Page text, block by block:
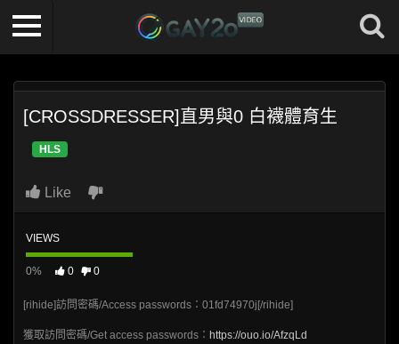
[CROSSDRESSER]直男與0 白襪體育生
HLS
Like
VIEWS
0% 0 0
[rihide]訪問密碼/Access passwords：01fd74970j[/rihide]
獲取訪問密碼/Get access passwords： https://ouo.io/AfzqLd